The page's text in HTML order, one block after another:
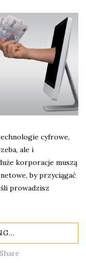
cyfrowe,
ale i
korporacje muszą
by przyciągać
prowadzisz
Share